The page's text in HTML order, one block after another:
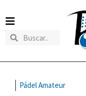
Pádel Amateur